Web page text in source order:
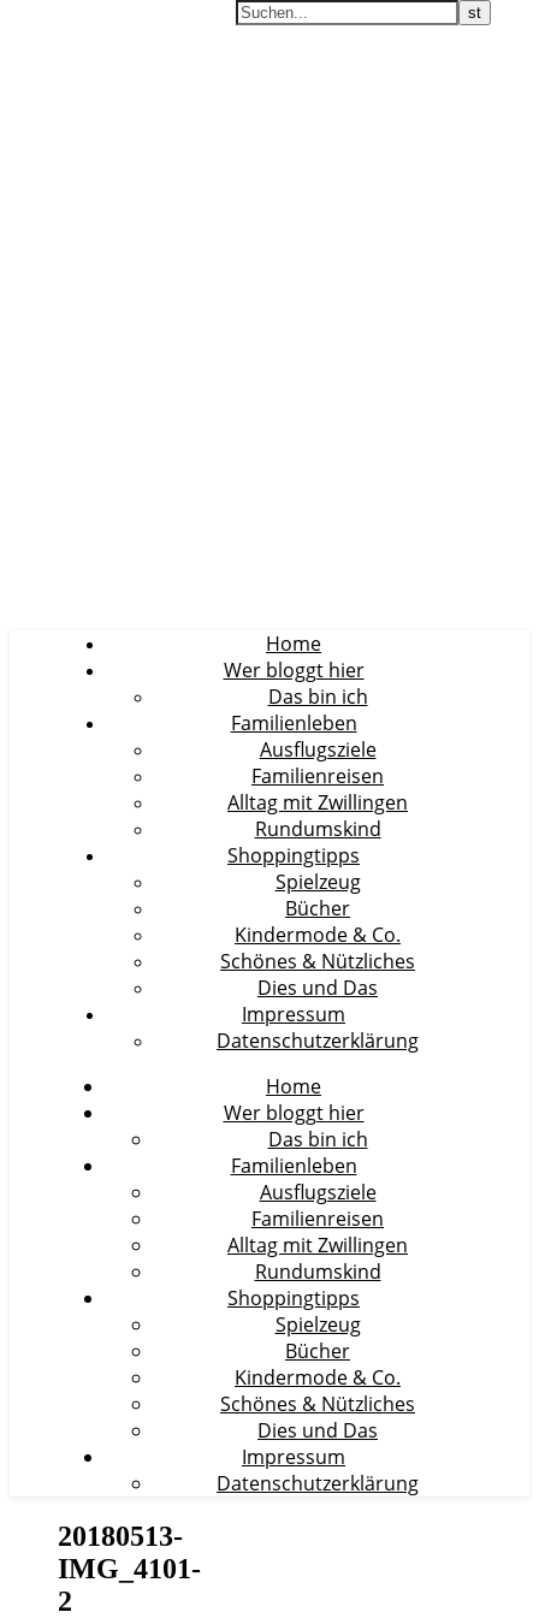
Home
Wer bloggt hier
Das bin ich
Familienleben
Ausflugsziele
Familienreisen
Alltag mit Zwillingen
Rundumskind
Shoppingtipps
Spielzeug
Bücher
Kindermode & Co.
Schönes & Nützliches
Dies und Das
Impressum
Datenschutzerklärung
Home
Wer bloggt hier
Das bin ich
Familienleben
Ausflugsziele
Familienreisen
Alltag mit Zwillingen
Rundumskind
Shoppingtipps
Spielzeug
Bücher
Kindermode & Co.
Schönes & Nützliches
Dies und Das
Impressum
Datenschutzerklärung
20180513-
IMG_4101-
2